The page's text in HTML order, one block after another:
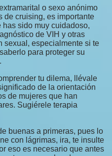
o sexo anónimo
de cruising, es importante
sido muy cuidadoso,
de VIH y otras
sexual, especialmente si te
para proteger su
tu dilema, llévale
de la orientación
de mujeres que han
Sugiérele terapia
buenas a primeras, pues lo
con lágrimas, ira, te insulte
eso es necesario que antes